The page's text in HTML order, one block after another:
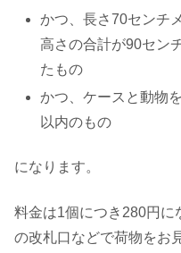
かつ、長さ70センチ
高さの合計が90セン
たもの
かつ、ケースと動物
以内のもの
になります。
料金は1個につき280円に
の改札口などで荷物をお